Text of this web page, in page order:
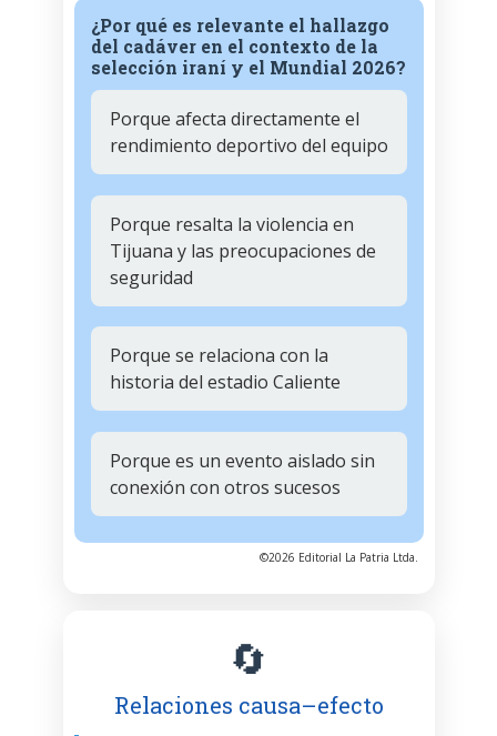
¿Por qué es relevante el hallazgo
del cadáver en el contexto de la
selección iraní y el Mundial 2026?
Porque afecta directamente el
rendimiento deportivo del equipo
Porque resalta la violencia en
Tijuana y las preocupaciones de
seguridad
Porque se relaciona con la
historia del estadio Caliente
Porque es un evento aislado sin
conexión con otros sucesos
©2026 Editorial La Patria Ltda.
🔄
Relaciones causa–efecto